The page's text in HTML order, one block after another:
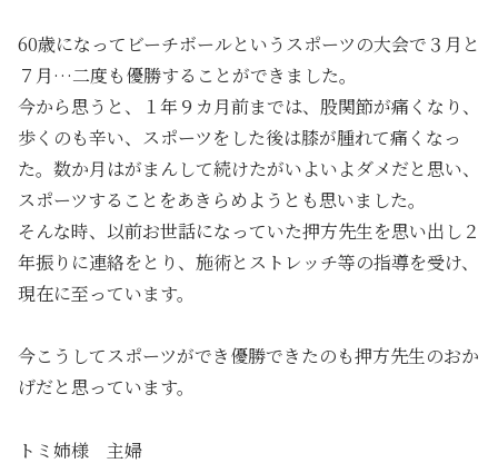
60歳になってビーチボールというスポーツの大会で３月と
７月…二度も優勝することができました。
今から思うと、１年９カ月前までは、股関節が痛くなり、
歩くのも辛い、スポーツをした後は膝が腫れて痛くなっ
た。数か月はがまんして続けたがいよいよダメだと思い、
スポーツすることをあきらめようとも思いました。
そんな時、以前お世話になっていた押方先生を思い出し２
年振りに連絡をとり、施術とストレッチ等の指導を受け、
現在に至っています。
今こうしてスポーツができ優勝できたのも押方先生のおか
げだと思っています。
トミ姉様 主婦